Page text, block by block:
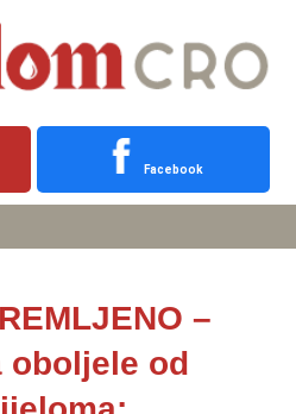
Facebook
–
oboljele od